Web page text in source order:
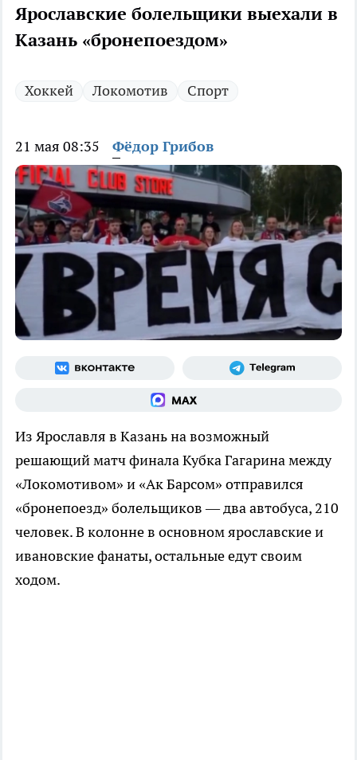
Ярославские болельщики выехали в
Казань «бронепоездом»
Хоккей Локомотив Спорт
21 мая 08:35 Фёдор Грибов
Из Ярославля в Казань на возможный
решающий матч финала Кубка Гагарина между
«Локомотивом» и «Ак Барсом» отправился
«бронепоезд» болельщиков — два автобуса, 210
человек. В колонне в основном ярославские и
ивановские фанаты, остальные едут своим
ходом.